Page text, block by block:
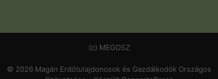
(c) MEGOSZ
© 2026 Magán Erdőtulajdonosok és Gazdálkodók Országos